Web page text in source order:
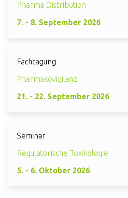
Pharma Distribution
7. - 8. September 2026
Fachtagung
Pharmakovigilanz
21. - 22. September 2026
Seminar
Regulatorische Toxikologie
5. - 6. Oktober 2026